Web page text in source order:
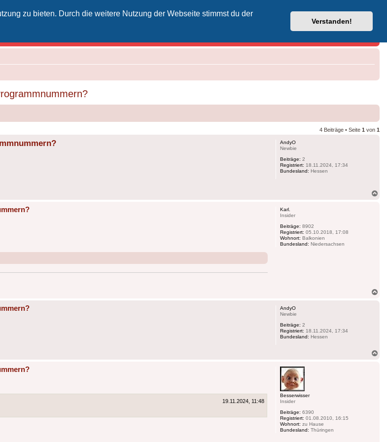
zu bieten. Durch die weitere Nutzung der Webseite stimmst du der
Verstanden!
Vodafone-Kabel-Helpdesk
4 Beiträge • Seite 1 von 1
AndyO
Newbie
Beiträge: 2
Registriert: 18.11.2024, 17:34
Bundesland: Hessen
Karl.
Insider
Beiträge: 8902
Registriert: 05.10.2018, 17:08
Wohnort: Balkonien
Bundesland: Niedersachsen
AndyO
Newbie
Beiträge: 2
Registriert: 18.11.2024, 17:34
Bundesland: Hessen
Besserwisser
Insider
Beiträge: 6390
Registriert: 01.08.2010, 16:15
Wohnort: zu Hause
Bundesland: Thüringen
19.11.2024, 11:48